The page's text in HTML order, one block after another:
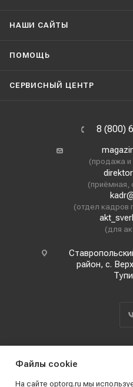
НАШИ CАЙТЫ
ПОМОЩЬ
СЕРВИСНЫЙ ЦЕНТР
8 (800)
(продажа и
(приёмная,
(отдел кадров
(для
район, с.
Файлы cookie
На сайте optorg.ru мы